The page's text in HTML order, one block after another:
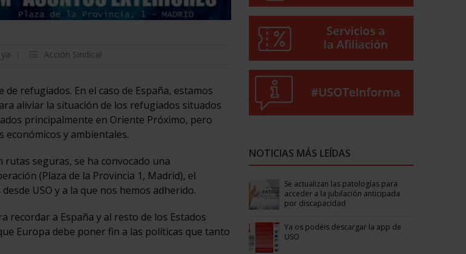
Acción Sindical
refugiados. En el caso de España, estamos
aliviar la situación de los refugiados situados
principalmente en Oriente Próximo, pero
económicos y ambientales.
rutas seguras, se ha convocado una
(Plaza de la Provincia 1, Madrid), el
USO y a la que nos hemos adherido.
recordar a España y al resto de los Estados
Europa debe poner fin a las políticas que tanto
NOTICIAS MÁS LEÍDAS
Se actualizan las patologías para
acceder a la jubilación anticipada
por discapacidad
Ya os podéis descargar la app de
USO